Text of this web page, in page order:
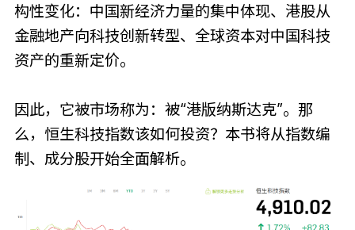
构性变化：中国新经济力量的集中体现、港股从
金融地产向科技创新转型、全球资本对中国科技
资产的重新定价。
因此，它被市场称为：被“港版纳斯达克”。那
么，恒生科技指数该如何投资？本书将从指数编
制、成分股开始全面解析。